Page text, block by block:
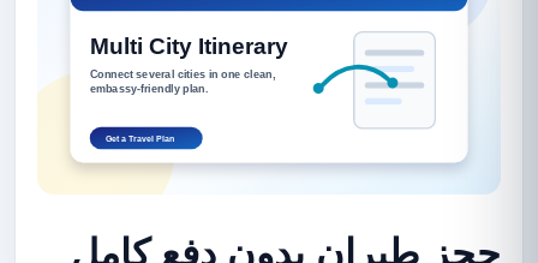
حجز طيران بدون دفع كامل